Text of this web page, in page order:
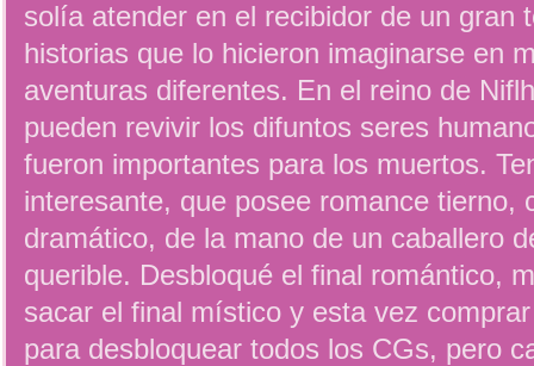
solía atender en el recibidor de un gran
historias que lo hicieron imaginarse en
aventuras diferentes. En el reino de
pueden revivir los difuntos seres
fueron importantes para los muertos.
interesante, que posee romance tierno,
dramático, de la mano de un caballero
querible. Desbloqué el final romántico,
sacar el final místico y esta vez
para desbloquear todos los CGs, pero